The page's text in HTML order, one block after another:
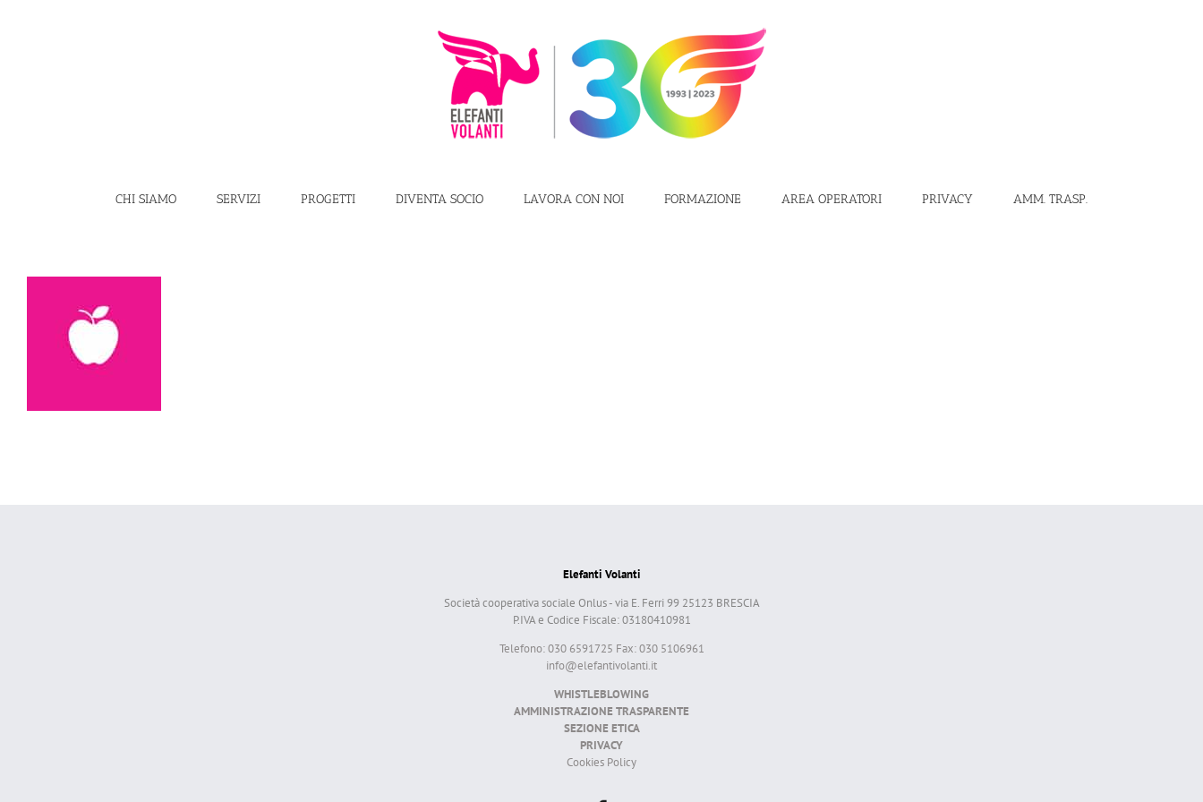
CHI SIAMO SERVIZI PROGETTI DIVENTA SOCIO LAVORA CON NOI FORMAZIONE AREA OPERATORI PRIVACY AMM. TRASP.
Elefanti Volanti
Società cooperativa sociale Onlus - via E. Ferri 99 25123 BRESCIA
P.IVA e Codice Fiscale: 03180410981
Telefono: 030 6591725 Fax: 030 5106961
info@elefantivolanti.it
WHISTLEBLOWING
AMMINISTRAZIONE TRASPARENTE
SEZIONE ETICA
PRIVACY
Cookies Policy